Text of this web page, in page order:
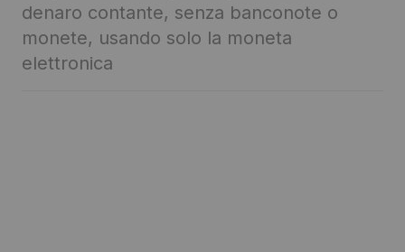
denaro contante, senza banconote o
monete, usando solo la moneta
elettronica